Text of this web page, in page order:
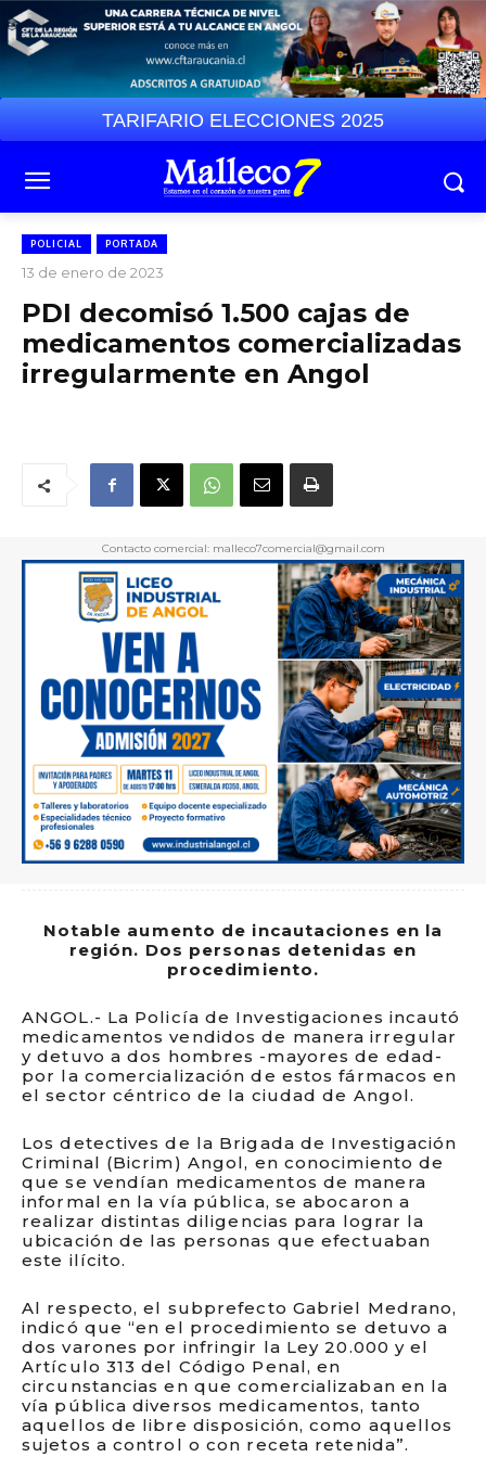
TARIFARIO ELECCIONES 2025
POLICIAL PORTADA
13 de enero de 2023
PDI decomisó 1.500 cajas de
medicamentos comercializadas
irregularmente en Angol
Contacto comercial: malleco7comercial@gmail.com
Notable aumento de incautaciones en la
región. Dos personas detenidas en
procedimiento.
ANGOL.- La Policía de Investigaciones incautó
medicamentos vendidos de manera irregular
y detuvo a dos hombres -mayores de edad-
por la comercialización de estos fármacos en
el sector céntrico de la ciudad de Angol.
Los detectives de la Brigada de Investigación
Criminal (Bicrim) Angol, en conocimiento de
que se vendían medicamentos de manera
informal en la vía pública, se abocaron a
realizar distintas diligencias para lograr la
ubicación de las personas que efectuaban
este ilícito.
Al respecto, el subprefecto Gabriel Medrano,
indicó que “en el procedimiento se detuvo a
dos varones por infringir la Ley 20.000 y el
Artículo 313 del Código Penal, en
circunstancias en que comercializaban en la
vía pública diversos medicamentos, tanto
aquellos de libre disposición, como aquellos
sujetos a control o con receta retenida”.